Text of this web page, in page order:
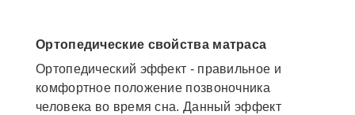
Ортопедические свойства матраса
Ортопедический эффект - правильное и
комфортное положение позвоночника
человека во время сна. Данный эффект